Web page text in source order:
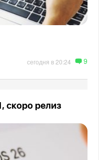
сегодня в 20:24 9
скоро релиз